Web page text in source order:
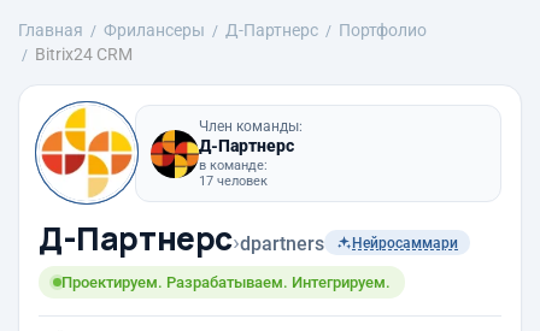
Главная Фрилансеры Д-Партнерс
Портфолио
Bitrix24 CRM
Член команды:
Д-Партнерс
в команде:
17 человек
Д-Партнерс›dpartners Нейросаммари
Проектируем. Разрабатываем. Интегрируем.